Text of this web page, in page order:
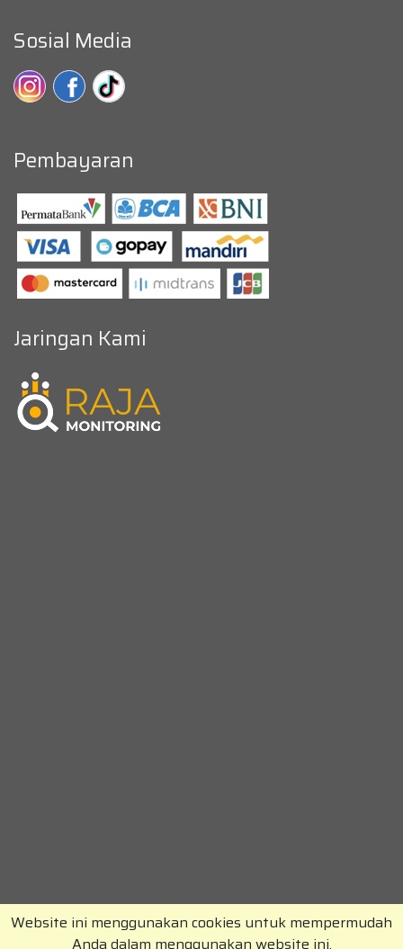
Sosial Media
Pembayaran
Jaringan Kami
Website ini menggunakan cookies untuk mempermudah
Anda dalam menggunakan website ini.